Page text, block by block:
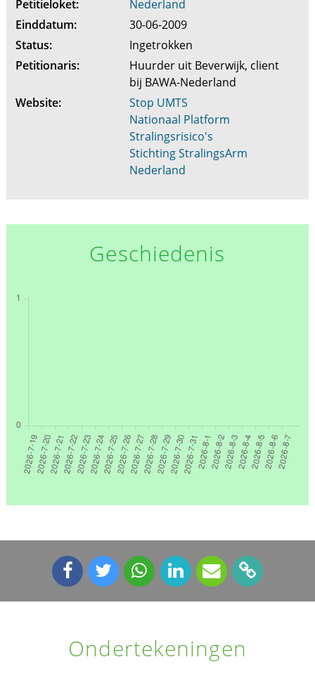
Petitieloket:
Nederland
Einddatum:
30-06-2009
Status:
Ingetrokken
Petitionaris:
Huurder uit Beverwijk, client
bij BAWA-Nederland
Website:
Stop UMTS
Nationaal Platform
Stralingsrisico's
Stichting StralingsArm
Nederland
Geschiedenis
Ondertekeningen